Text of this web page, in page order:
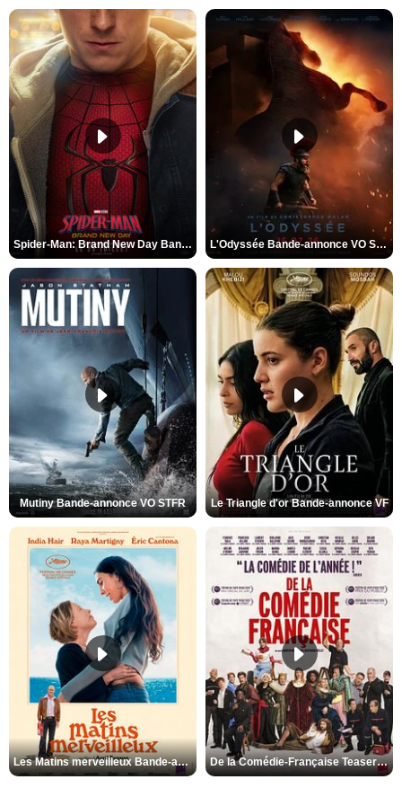
Spider-Man: Brand New Day Bande-annonce VO STFR L'Odyssée Bande-annonce VO STFR
Mutiny Bande-annonce VO STFR Le Triangle d'or Bande-annonce VF
Les Matins merveilleux Bande-annonce VF De la Comédie-Française Teaser VF